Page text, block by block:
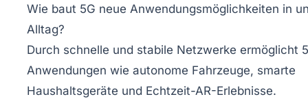
Wie baut 5G neue Anwendungsmöglichkeiten in
Alltag?
Durch schnelle und stabile Netzwerke ermöglicht
Anwendungen wie autonome Fahrzeuge, smarte
Haushaltsgeräte und Echtzeit-AR-Erlebnisse.